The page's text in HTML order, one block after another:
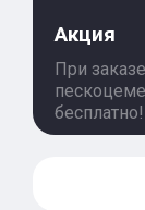
Акция
При
бесплатно!